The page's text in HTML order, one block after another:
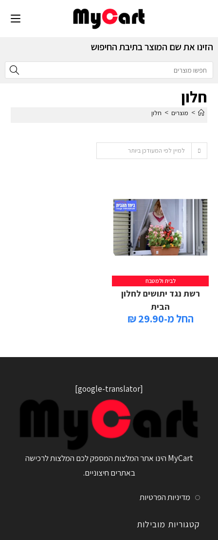
הזינו את שם המוצר בתיבת החיפוש
חלון
> מוצרים > חלון
למיין לפי המעודכן ביותר
לבית ולמטבח
רשת נגד יתושים לחלון
הבית
החל מ-29.90 ₪
[google-translator]
MyCart הינו אתר המלצות המספק לכם המלצות לרכישה
באתרים חיצוניים.
מדיניות הפרטיות
קטגוריות מובילות